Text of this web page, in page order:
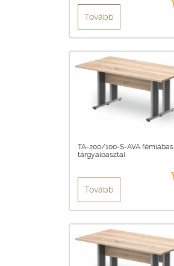
Tovább
TA-200/100-S-AVA fémlábas
tárgyalóasztal
Tovább